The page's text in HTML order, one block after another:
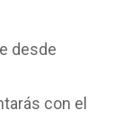
desde
con el